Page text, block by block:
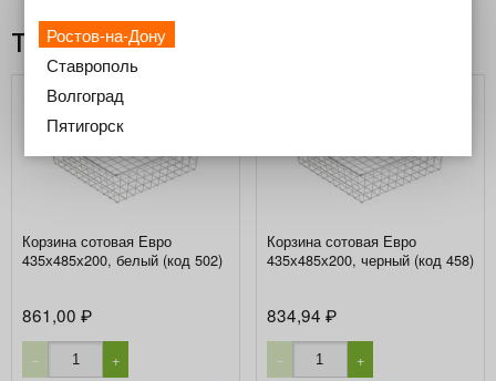
Товары из этой категории
Корзина сотовая Евро
435х485х200, белый (код 502)
861,00₽
− +
Корзина сотовая Евро
435х485х200, черный (код 458)
834,94 ₽
− +
Ростов-на-Дону
Ставрополь
Волгоград
Пятигорск